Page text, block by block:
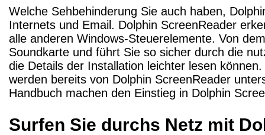
Welche Sehbehinderung Sie auch haben,
Internets und Email. Dolphin ScreenReader
alle anderen Windows-Steuerelemente. Von
Soundkarte und führt Sie so sicher durch die
die Details der Installation leichter lesen
werden bereits von Dolphin ScreenReader
Handbuch machen den Einstieg in Dolphin
Surfen Sie durchs Netz mit